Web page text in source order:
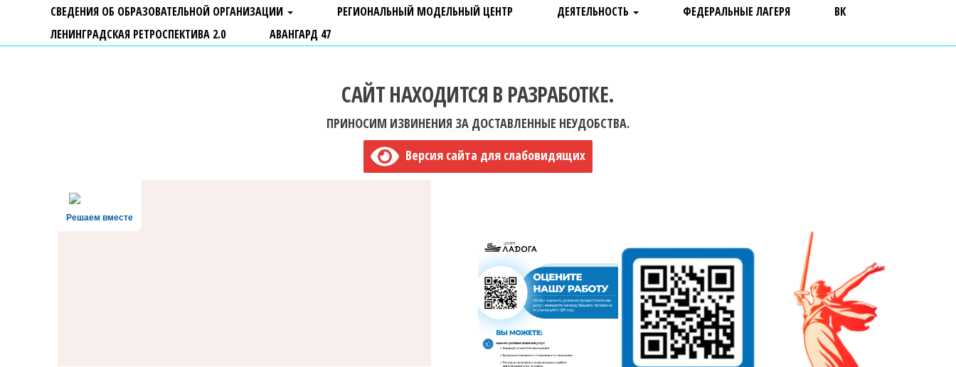
СВЕДЕНИЯ ОБ ОБРАЗОВАТЕЛЬНОЙ ОРГАНИЗАЦИИ РЕГИОНАЛЬНЫЙ МОДЕЛЬНЫЙ ЦЕНТР ДЕЯТЕЛЬНОСТЬ ФЕДЕРАЛЬНЫЕ ЛАГЕРЯ
ВК
ЛЕНИНГРАДСКАЯ РЕТРОСПЕКТИВА 2.0
АВАНГАРД 47
САЙТ НАХОДИТСЯ В РАЗРАБОТКЕ.
ПРИНОСИМ ИЗВИНЕНИЯ ЗА ДОСТАВЛЕННЫЕ НЕУДОБСТВА.
Версия сайта для слабовидящих
Решаем вместе